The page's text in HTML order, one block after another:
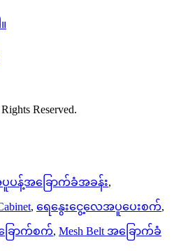
Reserved.
န့်အခြောက်ခံအခန်း,
, ရေနွေးငွေ့လေအပူပေးစက်,
ြောက်စက်, Mesh Belt အခြောက်ခံ